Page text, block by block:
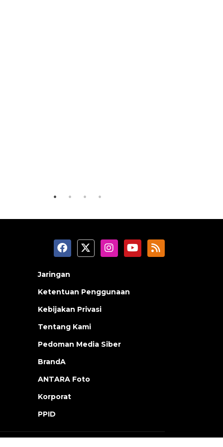
Jaringan
Ketentuan Penggunaan
Kebijakan Privasi
Tentang Kami
Pedoman Media Siber
BrandA
ANTARA Foto
Korporat
PPID